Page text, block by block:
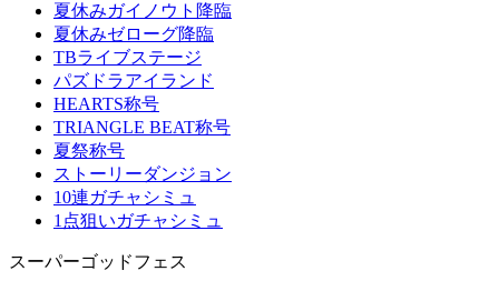
夏休みガイノウト降臨
夏休みゼローグ降臨
TBライブステージ
パズドラアイランド
HEARTS称号
TRIANGLE BEAT称号
夏祭称号
ストーリーダンジョン
10連ガチャシミュ
1点狙いガチャシミュ
スーパーゴッドフェス